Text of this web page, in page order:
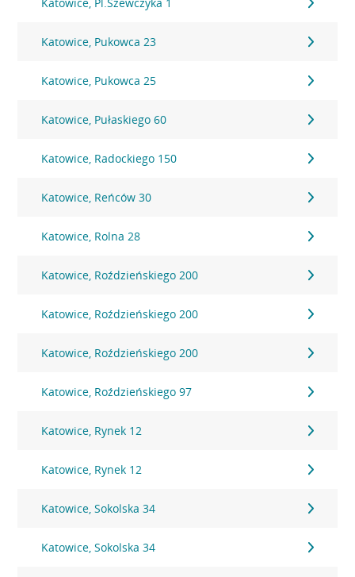
Katowice, Pukowca 23
Katowice, Pukowca 25
Katowice, Pułaskiego 60
Katowice, Radockiego 150
Katowice, Reńców 30
Katowice, Rolna 28
Katowice, Roździeńskiego 200
Katowice, Roździeńskiego 200
Katowice, Roździeńskiego 200
Katowice, Roździeńskiego 97
Katowice, Rynek 12
Katowice, Rynek 12
Katowice, Sokolska 34
Katowice, Sokolska 34